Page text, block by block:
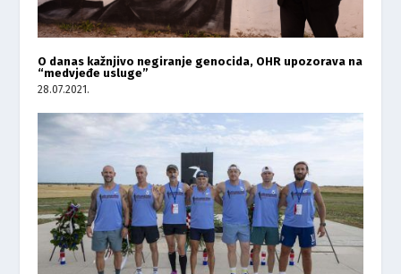
O danas kažnjivo negiranje genocida, OHR upozorava na
“medvjeđe usluge”
28.07.2021.